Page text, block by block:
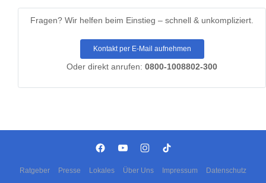
Fragen? Wir helfen beim Einstieg – schnell & unkompliziert.
Kontakt per E-Mail aufnehmen
Oder direkt anrufen: 0800-1008802-300
Ratgeber Presse Lokales Über Uns Impressum Datenschutz